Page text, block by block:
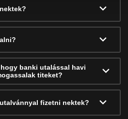
banki utalással havi
titeket?
fizetni nektek?